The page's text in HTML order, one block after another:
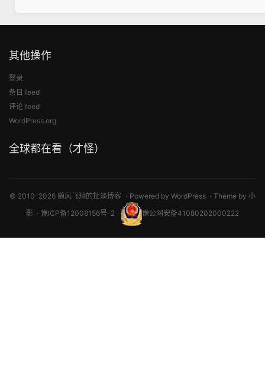
其他操作
登录
条目 feed
评论 feed
WordPress.org
全球都在看（才怪）
© 2010-2026 随风飞翔的扯淡博客 Powered by WordPress Theme by 小
影
豫ICP备12008156号-2 豫公网安备41080202000222